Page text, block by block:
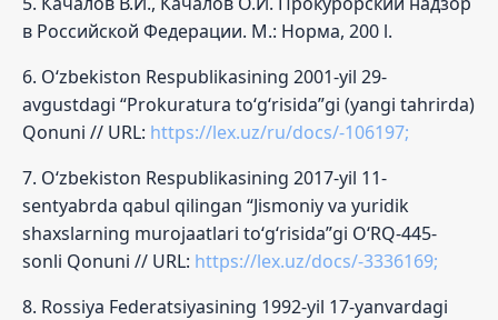
в Российской Федерaции. М.: Норма, 200 l.
6. O‘zbekiston Respublikasining 2001-yil 29-
avgustdagi “Prokuratura to‘g‘risida”gi (yangi tahrirda)
Qonuni // URL: https://lex.uz/ru/docs/-106197;
7. O‘zbekiston Respublikasining 2017-yil 11-
sentyabrda qabul qilingan “Jismoniy va yuridik
shaxslarning murojaatlari to‘g‘risida”gi O‘RQ-445-
sonli Qonuni // URL: https://lex.uz/docs/-3336169;
8. Rossiya Federatsiyasining 1992-yil 17-yanvardagi